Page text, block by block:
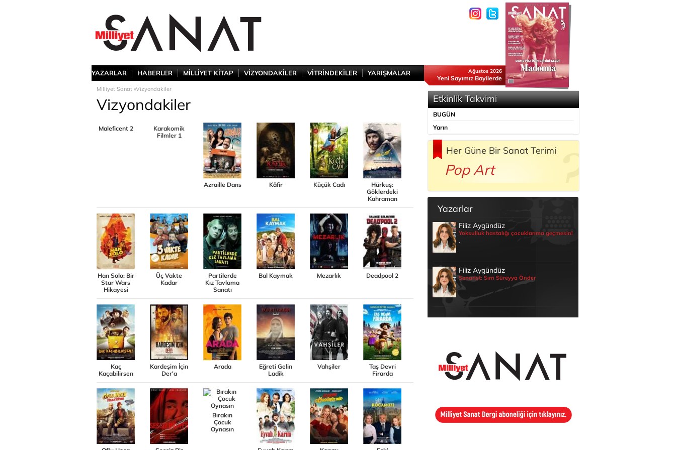
YAZARLAR HABERLER MİLLİYET KİTAP VİZYONDAKİLER VİTRİNDEKİLER YARIŞMALAR Ağustos 2026
Yeni Sayımız Bayilerde
Milliyet Sanat »Vizyondakiler
Vizyondakiler
Maleficent 2
Karakomik
Filmler 1
Azraille Dans Kâfir Küçük Cadı
Hürkuş:
Göklerdeki
Kahraman
Han Solo: Bir
Star Wars
Hikayesi
Üç Vakte
Kadar
Partilerde
Kız Tavlama
Sanatı
Bal Kaymak Mezarlık Deadpool 2
Kaç
Kaçabilirsen
Kardeşim İçin
Der'a
Arada
Eğreti Gelin
Ladik
Vahşiler
Taş Devri
Firarda
Bırakın
Çocuk
Oynasın
Etkinlik Takvimi
BUGÜN
Yarın
Her Güne Bir Sanat Terimi
Pop Art
Yazarlar
Filiz Aygündüz
Yoksulluk hastalığı çocuklarıma geçmesin!
.
Filiz Aygündüz
Senarist: Sırrı Süreyya Önder
.